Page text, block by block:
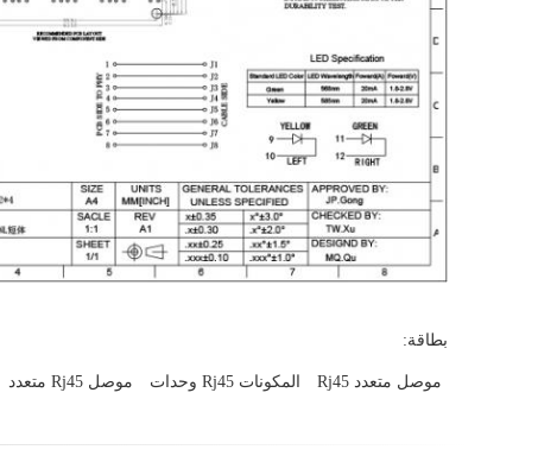
بطاقة:
موصل متعدد Rj45 المكونات Rj45 وحدات موصل Rj45 متعدد